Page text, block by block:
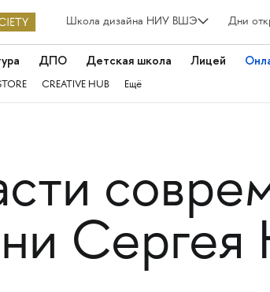
Школа дизайна НИУ ВШЭ Дни
ДПО Детская школа Лицей
CREATIVE HUB Ещё
Сергея